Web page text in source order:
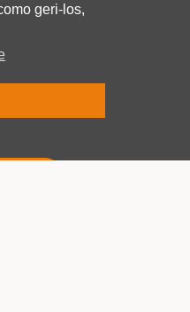
geri-los,